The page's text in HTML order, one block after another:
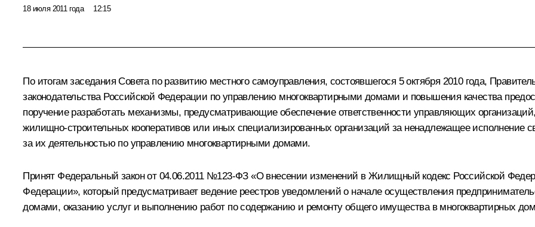
18 июля 2011 года 12:15
По итогамзаседания Совета по развитию местного самоуправления, состоявшегося 5 октября 2010 года,
законодательства Российской Федерации по управлению многоквартирными домами и повышения качества
поручение разработать механизмы, предусматривающие обеспечение ответственности управляющих
жилищно-строительных кооперативов или иных специализированных организаций за ненадлежащее исполнение
за их деятельностью по управлению многоквартирными домами.
Принят Федеральный закон от 04.06.2011 №123-ФЗ «О внесении изменений в Жилищный кодекс Российской
Федерации», который предусматривает ведение реестров уведомлений о начале осуществления
домами, оказанию услуг и выполнению работ по содержанию и ремонту общего имущества в многоквартирных